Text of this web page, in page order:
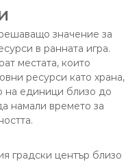
значение за
в ранната игра.
местата, които
ресурси като храна,
на единици близо до
намали времето за
градски център близо